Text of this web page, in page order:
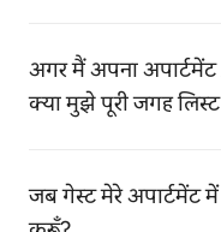
अगर मैं अपना
क्या मुझे पूरी जगह लिस्ट
जब गेस्ट मेरे अपार्टमेंट